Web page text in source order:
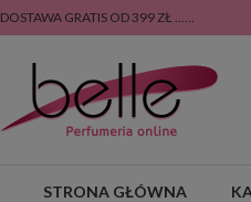
DOSTAWA GRATIS OD 399 ZŁ ......
STRONA GŁÓWNA